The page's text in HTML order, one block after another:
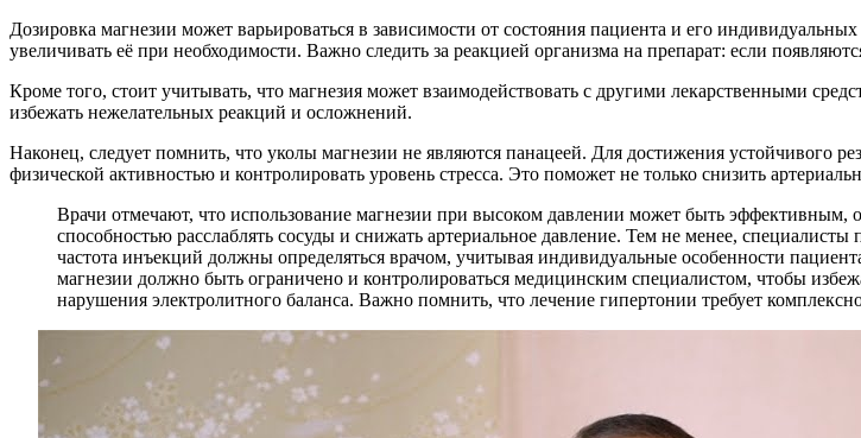
Дозировка магнезии может варьироваться в зависимости от состояния пациента и его
увеличивать её при необходимости. Важно следить за реакцией организма на препарат: если
Кроме того, стоит учитывать, что магнезия может взаимодействовать с другими лекарственными
избежать нежелательных реакций и осложнений.
Наконец, следует помнить, что уколы магнезии не являются панацеей. Для достижения устойчивого
физической активностью и контролировать уровень стресса. Это поможет не только снизить
Врачи отмечают, что использование магнезии при высоком давлении может быть эффективным,
способностью расслаблять сосуды и снижать артериальное давление. Тем не менее,
частота инъекций должны определяться врачом, учитывая индивидуальные особенности
магнезии должно быть ограничено и контролироваться медицинским специалистом, чтобы
нарушения электролитного баланса. Важно помнить, что лечение гипертонии требует